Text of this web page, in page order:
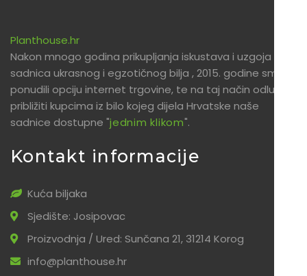
Planthouse.hr
Nakon mnogo godina prikupljanja iskustava i uzgoja
sadnica ukrasnog i egzotičnog bilja , 2015. godine smo
ponudili opciju internet trgovine, te na taj način odlučili
približiti kupcima iz bilo kojeg dijela Hrvatske naše
sadnice dostupne "jednim klikom".
Kontakt informacije
Kuća biljaka
Sjedište: Josipovac
Proizvodnja / Ured: Sunčana 21, 31214 Korog
info@planthouse.hr